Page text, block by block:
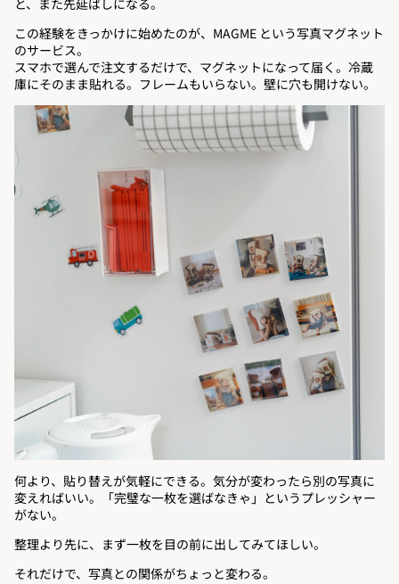
この経験をきっかけに始めたのが、 MAGME という写真マグネット
のサービス。
スマホで選んで注文するだけで、マグネットになって届く。冷蔵
庫にそのまま貼れる。フレームもいらない。壁に穴も開けない。
何より、貼り替えが気軽にできる。気分が変わったら別の写真に
変えればいい。「完璧な一枚を選ばなきゃ」というプレッシャー
がない。
整理より先に、まず一枚を目の前に出してみてほしい。
それだけで、写真との関係がちょっと変わる。